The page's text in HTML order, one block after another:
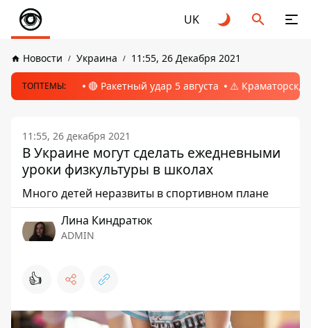
UK
Новости Украина 11:55, 26 Декабря 2021
ТОПТЕМЫ: 🔴 Ракетный удар 5 августа ⚠️ Краматорск,
11:55, 26 декабря 2021
В Украине могут сделать ежедневными
уроки физкультуры в школах
Много детей неразвиты в спортивном плане
Лина Киндратюк
ADMIN
👍